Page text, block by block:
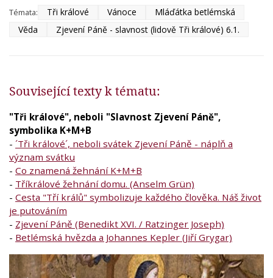
Témata:
Tři králové Vánoce
Mláďátka betlémská
Věda
Zjevení Páně - slavnost (lidově Tři králové) 6.1.
Související texty k tématu:
"Tři králové", neboli "Slavnost Zjevení Páně",
symbolika K+M+B
- ´Tři králové´, neboli svátek Zjevení Páně - náplň a
význam svátku
- Co znamená žehnání K+M+B
- Tříkrálové žehnání domu. (Anselm Grün)
- Cesta "Tří králů" symbolizuje každého člověka. Náš život
je putováním
- Zjevení Páně (Benedikt XVI. / Ratzinger Joseph)
- Betlémská hvězda a Johannes Kepler (Jiří Grygar)